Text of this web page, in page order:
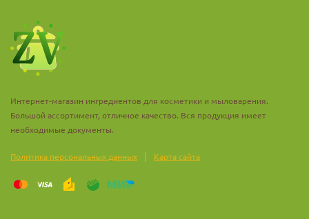
Интернет-магазин ингредиентов для косметики и мыловарения.
Большой ассортимент, отличное качество. Вся продукция имеет
необходимые документы.
Политика персональных данных | Карта сайта